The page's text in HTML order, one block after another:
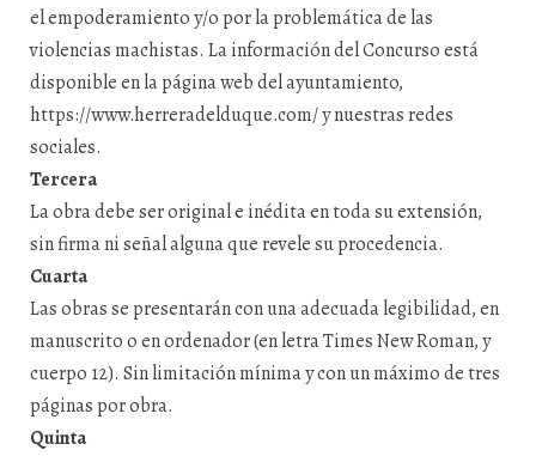
el empoderamiento y/o por la problemática de las
violencias machistas. La información del Concurso está
disponible en la página web del ayuntamiento,
https://www.herreradelduque.com/ y nuestras redes
sociales.
Tercera
La obra debe ser original e inédita en toda su extensión,
sin firma ni señal alguna que revele su procedencia.
Cuarta
Las obras se presentarán con una adecuada legibilidad, en
manuscrito o en ordenador (en letra Times New Roman, y
cuerpo 12). Sin limitación mínima y con un máximo de tres
páginas por obra.
Quinta